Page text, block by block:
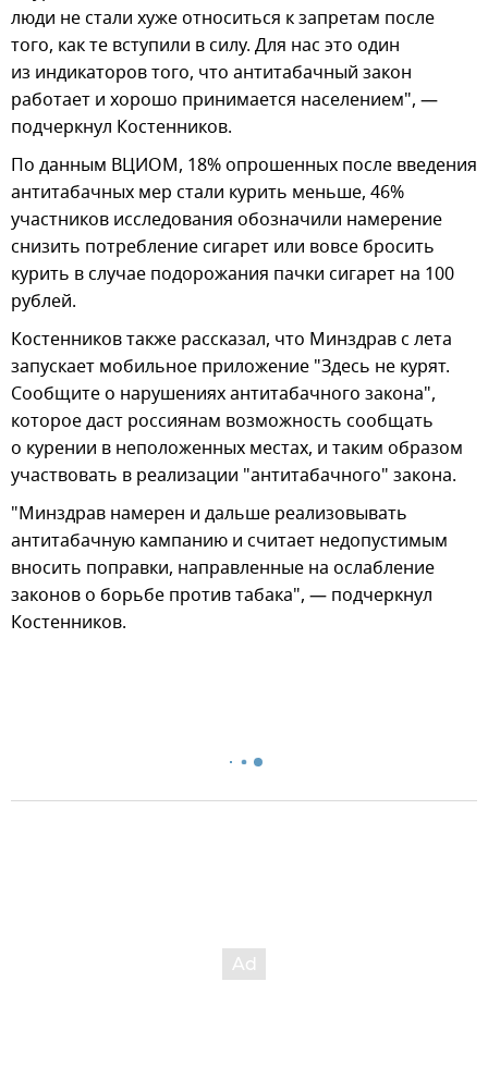
люди не стали хуже относиться к запретам после
того, как те вступили в силу. Для нас это один
из индикаторов того, что антитабачный закон
работает и хорошо принимается населением", —
подчеркнул Костенников.
По данным ВЦИОМ, 18% опрошенных после введения
антитабачных мер стали курить меньше, 46%
участников исследования обозначили намерение
снизить потребление сигарет или вовсе бросить
курить в случае подорожания пачки сигарет на 100
рублей.
Костенников также рассказал, что Минздрав с лета
запускает мобильное приложение "Здесь не курят.
Сообщите о нарушениях антитабачного закона",
которое даст россиянам возможность сообщать
о курении в неположенных местах, и таким образом
участвовать в реализации "антитабачного" закона.
"Минздрав намерен и дальше реализовывать
антитабачную кампанию и считает недопустимым
вносить поправки, направленные на ослабление
законов о борьбе против табака", — подчеркнул
Костенников.